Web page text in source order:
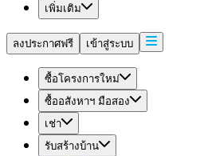
เพิ่มเติม
ลงประกาศฟรี เข้าสู่ระบบ
ซื้อโครงการใหม่
ซื้ออสังหาฯ มือสอง
เช่า
รับสร้างบ้าน